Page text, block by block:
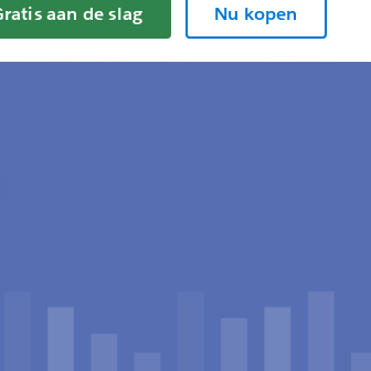
aan de slag Nu kopen